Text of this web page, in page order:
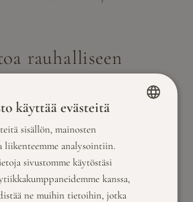
rauhalliseen
keskellä kaunista luontoa, mikä
paikan rauhalliseen työskentelyyn.
tilat tarjoavat upeat
nauttia luonnon rauhasta.
vähentämään stressiä ja parantaa
käyttää evästeitä
sisällön, mainosten
liikenteemme analysointiin.
sivustomme käytöstäsi
kanssa,
ne muihin tietoihin, jotka